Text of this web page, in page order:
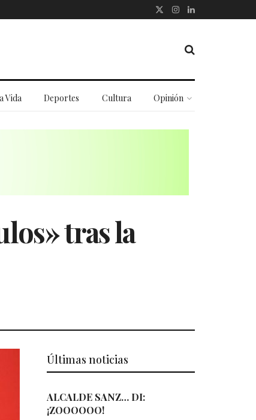
Vida Deportes Cultura Opinión
tras la
Últimas noticias
ALCALDE SANZ… DI:
¡ZOOOOOO!